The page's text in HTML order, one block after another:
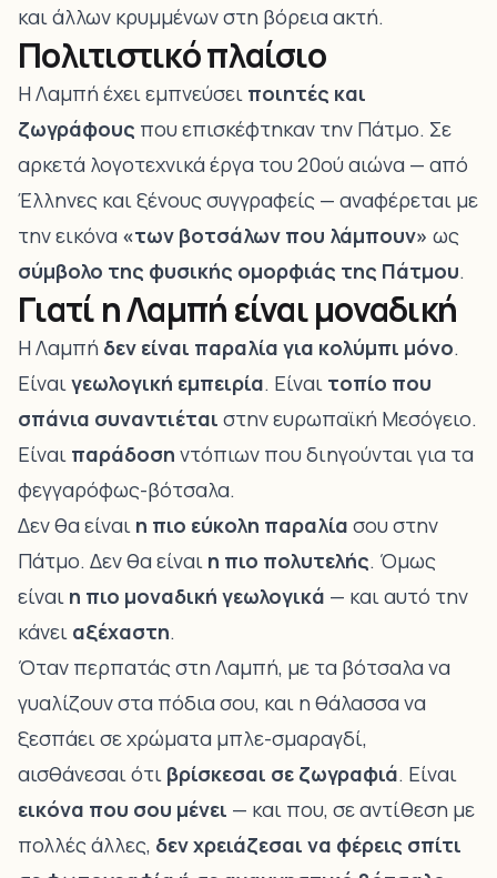
και άλλων κρυμμένων στη βόρεια ακτή.
Πολιτιστικό πλαίσιο
Η Λαμπή έχει εμπνεύσει ποιητές και
ζωγράφους που επισκέφτηκαν την Πάτμο. Σε
αρκετά λογοτεχνικά έργα του 20ού αιώνα — από
Έλληνες και ξένους συγγραφείς — αναφέρεται με
την εικόνα «των βοτσάλων που λάμπουν» ως
σύμβολο της φυσικής ομορφιάς της Πάτμου.
Γιατί η Λαμπή είναι μοναδική
Η Λαμπή δεν είναι παραλία για κολύμπι μόνο.
Είναιγεωλογική εμπειρία. Είναι τοπίο που
σπάνια συναντιέται στην ευρωπαϊκή Μεσόγειο.
Είναι παράδοση ντόπιων που διηγούνται για τα
φεγγαρόφως-βότσαλα.
Δεν θα είναι η πιο εύκολη παραλία σου στην
Πάτμο. Δεν θα είναι η πιο πολυτελής. Όμως
είναι η πιο μοναδική γεωλογικά — και αυτό την
κάνει αξέχαστη.
Όταν περπατάς στη Λαμπή, με τα βότσαλα να
γυαλίζουν στα πόδια σου, και η θάλασσα να
ξεσπάει σε χρώματα μπλε-σμαραγδί,
αισθάνεσαι ότι βρίσκεσαι σε ζωγραφιά. Είναι
εικόνα που σου μένει — και που, σε αντίθεση με
πολλές άλλες, δεν χρειάζεσαι να φέρεις σπίτι